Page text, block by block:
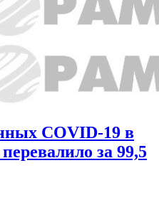
COVID-19 в
за 99,5